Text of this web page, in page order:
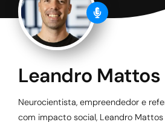
Leandro Mattos
Neurocientista, empreendedor e
com impacto social, Leandro